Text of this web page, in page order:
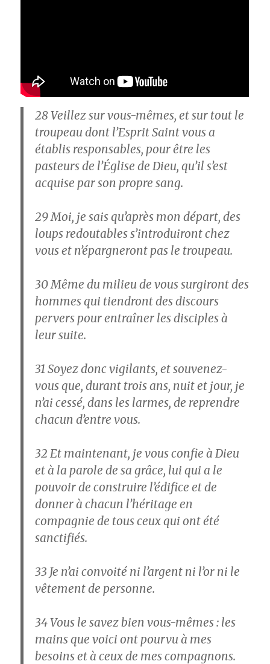
28Veillez sur vous-mêmes, et sur tout le
troupeau dont l’Esprit Saint vous a
établis responsables, pour être les
pasteurs de l’Église de Dieu, qu’il s’est
acquise par son propre sang.
29Moi, je sais qu’après mon départ, des
loups redoutables s’introduiront chez
vous et n’épargneront pas le troupeau.
30Même du milieu de vous surgiront des
hommes qui tiendront des discours
pervers pour entraîner les disciples à
leur suite.
31 Soyez donc vigilants, et souvenez-
vous que, durant trois ans, nuit et jour, je
n’ai cessé, dans les larmes, de reprendre
chacun d’entre vous.
32 Et maintenant, je vous confie à Dieu
et à la parole de sa grâce, lui qui a le
pouvoir de construire l’édifice et de
donner à chacun l’héritage en
compagnie de tous ceux qui ont été
sanctifiés.
33 Je n’ai convoité ni l’argent ni l’or ni le
vêtement de personne.
34Vous le savez bien vous-mêmes : les
mains que voici ont pourvu à mes
besoins et à ceux de mes compagnons.